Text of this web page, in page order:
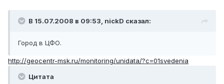
В 15.07.2008 в 09:53, nickD сказал:
Город в ЦФО.
http://geocentr-msk.ru/monitoring/unidata/?c=01svedenia
Цитата